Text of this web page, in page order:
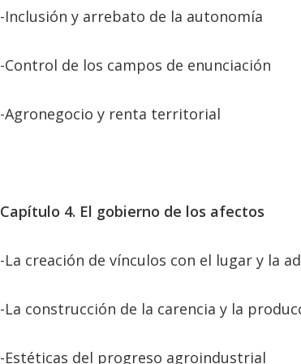
-Inclusión y arrebato de la autonomía
-Control de los campos de enunciación
-Agronegocio y renta territorial
Capítulo 4. El gobierno de los afectos
-La creación de vínculos con el lugar y la
-La construcción de la carencia y la
-Estéticas del progreso agroindustrial